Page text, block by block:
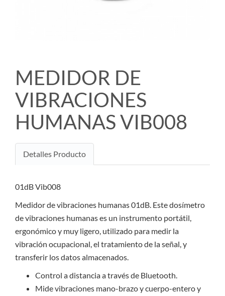
MEDIDOR DE
VIBRACIONES
HUMANAS VIB008
Detalles Producto
01dB Vib008
Medidor de vibraciones humanas 01dB. Este dosímetro
de vibraciones humanas es un instrumento portátil,
ergonómico y muy ligero, utilizado para medir la
vibración ocupacional, el tratamiento de la señal, y
transferir los datos almacenados.
Control a distancia a través de Bluetooth.
Mide vibraciones mano-brazo y cuerpo-entero y